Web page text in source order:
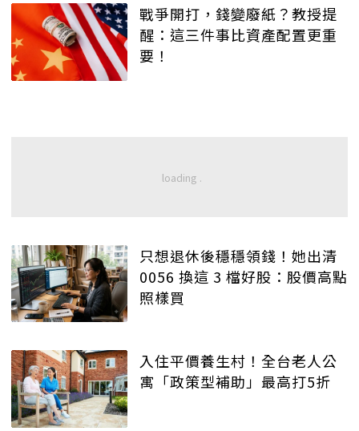
戰爭開打，錢變廢紙？教授提
醒：這三件事比資產配置更重
要！
只想退休後穩穩領錢！她出清
0056 換這 3 檔好股：股價高點
照樣買
入住平價養生村！全台老人公
寓「政策型補助」最高打5折